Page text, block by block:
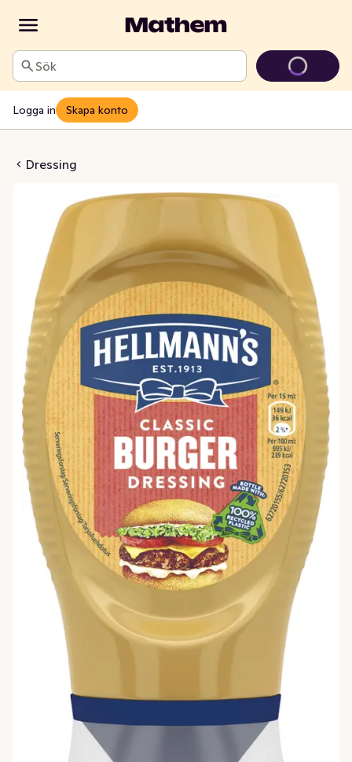
Sök
Logga in Skapa konto
Dressing